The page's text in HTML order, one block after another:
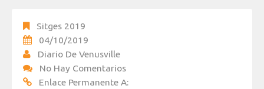
Sitges 2019
04/10/2019
Diario De Venusville
No Hay Comentarios
Enlace Permanente A: